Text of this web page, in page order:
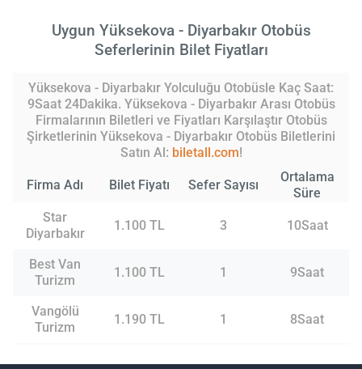
Uygun Yüksekova - Diyarbakır Otobüs
Seferlerinin Bilet Fiyatları
Yüksekova - Diyarbakır Yolculuğu Otobüsle Kaç Saat:
9Saat 24Dakika. Yüksekova - Diyarbakır Arası Otobüs
Firmalarının Biletleri ve Fiyatları Karşılaştır Otobüs
Şirketlerinin Yüksekova - Diyarbakır Otobüs Biletlerini
Satın Al: biletall.com!
Firma Adı Bilet Fiyatı Sefer Sayısı
Ortalama
Süre
Star
Diyarbakır
1.100 TL 3 10Saat
Best Van
Turizm
1.100 TL 1 9Saat
Vangölü
Turizm
1.190 TL 1 8Saat